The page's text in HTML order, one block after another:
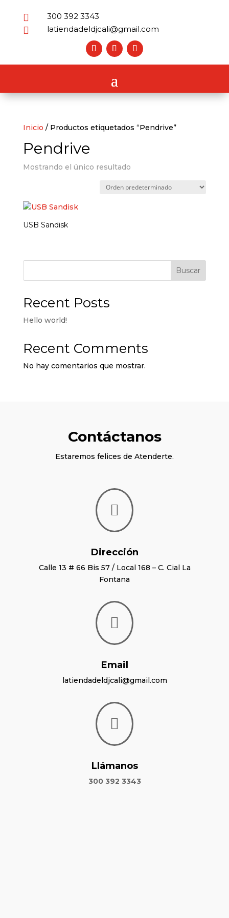
 300 392 3343
 latiendadeldjcali@gmail.com
Inicio / Productos etiquetados “Pendrive”
Pendrive
Mostrando el único resultado
USB Sandisk
Buscar
Recent Posts
Hello world!
Recent Comments
No hay comentarios que mostrar.
Contáctanos
Estaremos felices de Atenderte.

Dirección
Calle 13 # 66 Bis 57 / Local 168 – C. Cial La
Fontana

Email
latiendadeldjcali@gmail.com

Llámanos
300 392 3343